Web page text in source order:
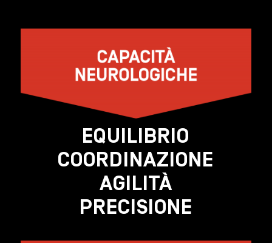
EQUILIBRIO
COORDINAZIONE
AGILITÀ
PRECISIONE